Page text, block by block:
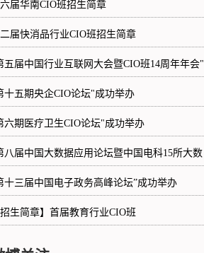
届华南CIO班招生简章
届快消品行业CIO班招生简章
五届中国行业互联网大会暨CIO班14周年年会"
十五期央企CIO论坛"成功举办
六期医疗卫生CIO论坛"成功举办
八届中国大数据应用论坛暨中国电科15所大数
十三届中国电子政务高峰论坛”成功举办
生简章】首届教育行业CIO班